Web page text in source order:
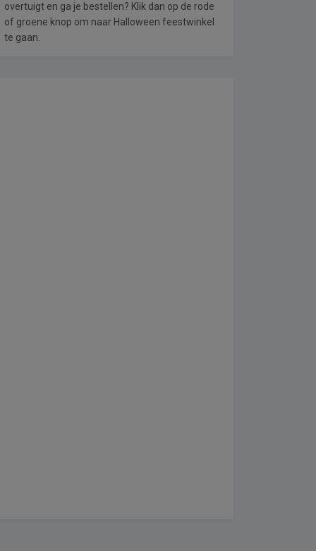
overtuigt en ga je bestellen? Klik dan op de rode
of groene knop om naar Halloween feestwinkel
te gaan.